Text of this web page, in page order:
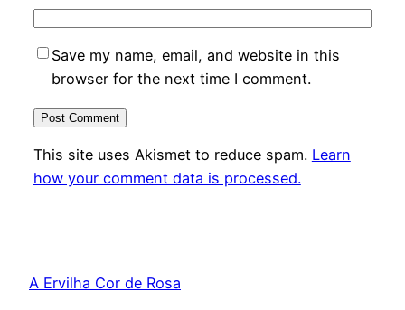
Save my name, email, and website in this
browser for the next time I comment.
This site uses Akismet to reduce spam. Learn
how your comment data is processed.
A Ervilha Cor de Rosa